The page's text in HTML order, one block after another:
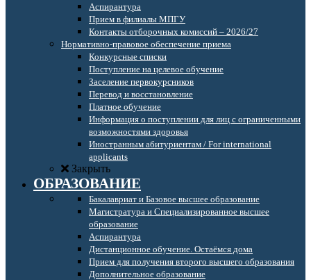
Аспирантура
Прием в филиалы МПГУ
Контакты отборочных комиссий – 2026/27
Нормативно-правовое обеспечение приема
Конкурсные списки
Поступление на целевое обучение
Заселение первокурсников
Перевод и восстановление
Платное обучение
Информация о поступлении для лиц с ограниченными
возможностями здоровья
Иностранным абитуриентам / For international
applicants
Закрыть
ОБРАЗОВАНИЕ
Бакалавриат и Базовое высшее образование
Магистратура и Специализированное высшее
образование
Аспирантура
Дистанционное обучение. Остаёмся дома
Прием для получения второго высшего образования
Дополнительное образование